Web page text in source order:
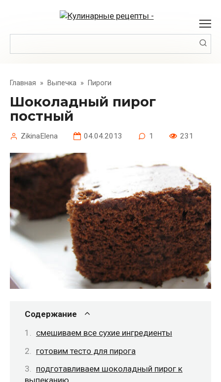
Главная » Выпечка » Пироги
Шоколадный пирог
постный
ZikinaElena 04.04.2013 1 231
Содержание
смешиваем все сухие ингредиенты
готовим тесто для пирога
подготавливаем шоколадный пирог к